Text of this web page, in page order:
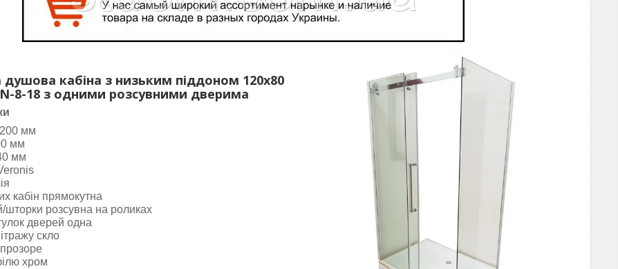
кабіна з низьким піддоном 120х80
8-18 з одними розсувними дверима
мм
мм
мм
кабін прямокутна
шторки розсувна на роликах
дверей одна
скло
хром